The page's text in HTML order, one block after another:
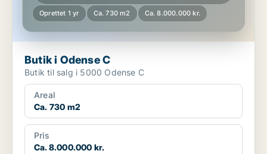
Oprettet 1 yr Ca. 730 m2 Ca. 8.000.000 kr.
Butik i Odense C
Butik til salg i 5000 Odense C
Areal
Ca. 730 m2
Pris
Ca. 8.000.000 kr.